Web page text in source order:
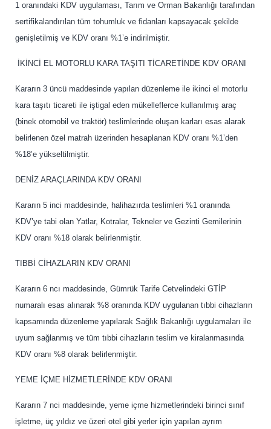
1 oranındaki KDV uygulaması, Tarım ve Orman Bakanlığı tarafından
sertifikalandırılan tüm tohumluk ve fidanları kapsayacak şekilde
genişletilmiş ve KDV oranı %1’e indirilmiştir.
İKİNCİ EL MOTORLU KARA TAŞITI TİCARETİNDE KDV ORANI
Kararın 3 üncü maddesinde yapılan düzenleme ile ikinci el motorlu
kara taşıtı ticareti ile iştigal eden mükelleflerce kullanılmış araç
(binek otomobil ve traktör) teslimlerinde oluşan karları esas alarak
belirlenen özel matrah üzerinden hesaplanan KDV oranı %1’den
%18’e yükseltilmiştir.
DENİZ ARAÇLARINDA KDV ORANI
Kararın 5 inci maddesinde, halihazırda teslimleri %1 oranında
KDV’ye tabi olan Yatlar, Kotralar, Tekneler ve Gezinti Gemilerinin
KDV oranı %18 olarak belirlenmiştir.
TIBBİ CİHAZLARIN KDV ORANI
Kararın 6 ncı maddesinde, Gümrük Tarife Cetvelindeki GTİP
numaralı esas alınarak %8 oranında KDV uygulanan tıbbi cihazların
kapsamında düzenleme yapılarak Sağlık Bakanlığı uygulamaları ile
uyum sağlanmış ve tüm tıbbi cihazların teslim ve kiralanmasında
KDV oranı %8 olarak belirlenmiştir.
YEME İÇME HİZMETLERİNDE KDV ORANI
Kararın 7 nci maddesinde, yeme içme hizmetlerindeki birinci sınıf
işletme, üç yıldız ve üzeri otel gibi yerler için yapılan ayrım